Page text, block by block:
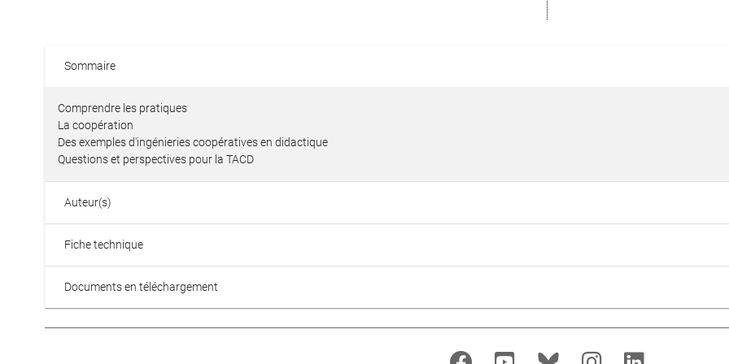
Sommaire
Comprendre les pratiques
La coopération
Des exemples d'ingénieries coopératives en didactique
Questions et perspectives pour la TACD
Auteur(s)
Fiche technique
Documents en téléchargement